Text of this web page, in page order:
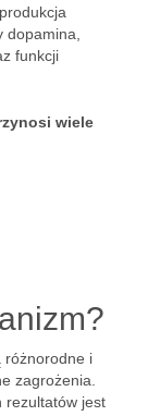
funkcji
wiele
różnorodne i
zagrożenia.
rezultatów jest